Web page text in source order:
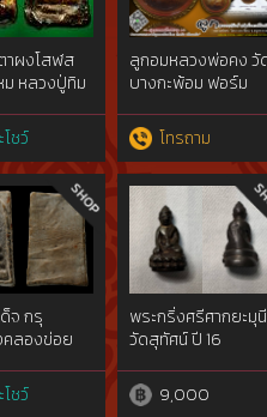
าผงโสฬส
หลวงปู่ทิม
ชว์
ลูกอมหลวงพ่อคง วั
บางกะพ้อม ฟอร์ม
LP.Kong]
โทรถาม
จ กรุ
ลองข่อย
ชว์
พระกริ่งศรีศากยะมุนี
วัดสุทัศน์ ปี 16
9,000